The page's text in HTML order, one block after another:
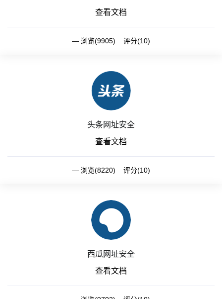
查看文档
浏览(9905) 评分(10)
头条网址安全
查看文档
浏览(8220) 评分(10)
西瓜网址安全
查看文档